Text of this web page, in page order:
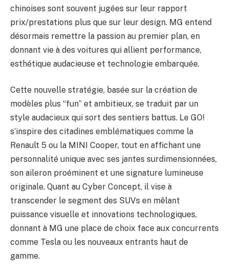
chinoises sont souvent jugées sur leur rapport
prix/prestations plus que sur leur design. MG entend
désormais remettre la passion au premier plan, en
donnant vie à des voitures qui allient performance,
esthétique audacieuse et technologie embarquée.
Cette nouvelle stratégie, basée sur la création de
modèles plus “fun” et ambitieux, se traduit par un
style audacieux qui sort des sentiers battus. Le GO!
s’inspire des citadines emblématiques comme la
Renault 5 ou la MINI Cooper, tout en affichant une
personnalité unique avec ses jantes surdimensionnées,
son aileron proéminent et une signature lumineuse
originale. Quant au Cyber Concept, il vise à
transcender le segment des SUVs en mêlant
puissance visuelle et innovations technologiques,
donnant à MG une place de choix face aux concurrents
comme Tesla ou les nouveaux entrants haut de
gamme.